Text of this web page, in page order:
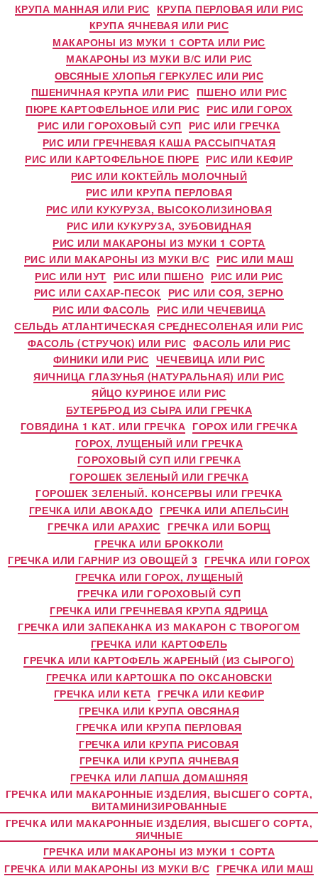
КРУПА МАННАЯ ИЛИ РИС КРУПА ПЕРЛОВАЯ ИЛИ РИС
КРУПА ЯЧНЕВАЯ ИЛИ РИС
МАКАРОНЫ ИЗ МУКИ 1 СОРТА ИЛИ РИС
МАКАРОНЫ ИЗ МУКИ В/С ИЛИ РИС
ОВСЯНЫЕ ХЛОПЬЯ ГЕРКУЛЕС ИЛИ РИС
ПШЕНИЧНАЯ КРУПА ИЛИ РИС ПШЕНО ИЛИ РИС
ПЮРЕ КАРТОФЕЛЬНОЕ ИЛИ РИС РИС ИЛИ ГОРОХ
РИС ИЛИ ГОРОХОВЫЙ СУП РИС ИЛИ ГРЕЧКА
РИС ИЛИ ГРЕЧНЕВАЯ КАША РАССЫПЧАТАЯ
РИС ИЛИ КАРТОФЕЛЬНОЕ ПЮРЕ РИС ИЛИ КЕФИР
РИС ИЛИ КОКТЕЙЛЬ МОЛОЧНЫЙ
РИС ИЛИ КРУПА ПЕРЛОВАЯ
РИС ИЛИ КУКУРУЗА, ВЫСОКОЛИЗИНОВАЯ
РИС ИЛИ КУКУРУЗА, ЗУБОВИДНАЯ
РИС ИЛИ МАКАРОНЫ ИЗ МУКИ 1 СОРТА
РИС ИЛИ МАКАРОНЫ ИЗ МУКИ В/С РИС ИЛИ МАШ
РИС ИЛИ НУТ РИС ИЛИ ПШЕНО РИС ИЛИ РИС
РИС ИЛИ САХАР-ПЕСОК РИС ИЛИ СОЯ, ЗЕРНО
РИС ИЛИ ФАСОЛЬ РИС ИЛИ ЧЕЧЕВИЦА
СЕЛЬДЬ АТЛАНТИЧЕСКАЯ СРЕДНЕСОЛЕНАЯ ИЛИ РИС
ФАСОЛЬ (СТРУЧОК) ИЛИ РИС ФАСОЛЬ ИЛИ РИС
ФИНИКИ ИЛИ РИС ЧЕЧЕВИЦА ИЛИ РИС
ЯИЧНИЦА ГЛАЗУНЬЯ (НАТУРАЛЬНАЯ) ИЛИ РИС
ЯЙЦО КУРИНОЕ ИЛИ РИС
БУТЕРБРОД ИЗ СЫРА ИЛИ ГРЕЧКА
ГОВЯДИНА 1 КАТ. ИЛИ ГРЕЧКА ГОРОХ ИЛИ ГРЕЧКА
ГОРОХ, ЛУЩЕНЫЙ ИЛИ ГРЕЧКА
ГОРОХОВЫЙ СУП ИЛИ ГРЕЧКА
ГОРОШЕК ЗЕЛЕНЫЙ ИЛИ ГРЕЧКА
ГОРОШЕК ЗЕЛЕНЫЙ. КОНСЕРВЫ ИЛИ ГРЕЧКА
ГРЕЧКА ИЛИ АВОКАДО ГРЕЧКА ИЛИ АПЕЛЬСИН
ГРЕЧКА ИЛИ АРАХИС ГРЕЧКА ИЛИ БОРЩ
ГРЕЧКА ИЛИ БРОККОЛИ
ГРЕЧКА ИЛИ ГАРНИР ИЗ ОВОЩЕЙ 3 ГРЕЧКА ИЛИ ГОРОХ
ГРЕЧКА ИЛИ ГОРОХ, ЛУЩЕНЫЙ
ГРЕЧКА ИЛИ ГОРОХОВЫЙ СУП
ГРЕЧКА ИЛИ ГРЕЧНЕВАЯ КРУПА ЯДРИЦА
ГРЕЧКА ИЛИ ЗАПЕКАНКА ИЗ МАКАРОН С ТВОРОГОМ
ГРЕЧКА ИЛИ КАРТОФЕЛЬ
ГРЕЧКА ИЛИ КАРТОФЕЛЬ ЖАРЕНЫЙ (ИЗ СЫРОГО)
ГРЕЧКА ИЛИ КАРТОШКА ПО ОКСАНОВСКИ
ГРЕЧКА ИЛИ КЕТА ГРЕЧКА ИЛИ КЕФИР
ГРЕЧКА ИЛИ КРУПА ОВСЯНАЯ
ГРЕЧКА ИЛИ КРУПА ПЕРЛОВАЯ
ГРЕЧКА ИЛИ КРУПА РИСОВАЯ
ГРЕЧКА ИЛИ КРУПА ЯЧНЕВАЯ
ГРЕЧКА ИЛИ ЛАПША ДОМАШНЯЯ
ГРЕЧКА ИЛИ МАКАРОННЫЕ ИЗДЕЛИЯ, ВЫСШЕГО СОРТА,
ВИТАМИНИЗИРОВАННЫЕ
ГРЕЧКА ИЛИ МАКАРОННЫЕ ИЗДЕЛИЯ, ВЫСШЕГО СОРТА,
ЯИЧНЫЕ
ГРЕЧКА ИЛИ МАКАРОНЫ ИЗ МУКИ 1 СОРТА
ГРЕЧКА ИЛИ МАКАРОНЫ ИЗ МУКИ В/С ГРЕЧКА ИЛИ МАШ